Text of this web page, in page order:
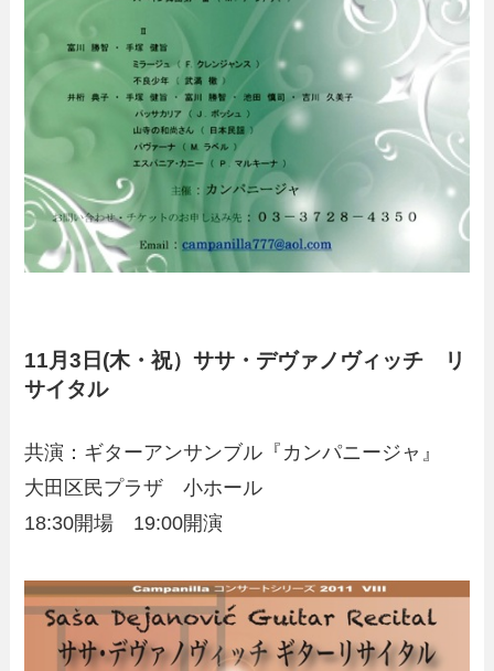
11月3日(木・祝）ササ・デヴァノヴィッチ リ
サイタル
共演：ギターアンサンブル『カンパニージャ』
大田区民プラザ 小ホール
18:30開場 19:00開演